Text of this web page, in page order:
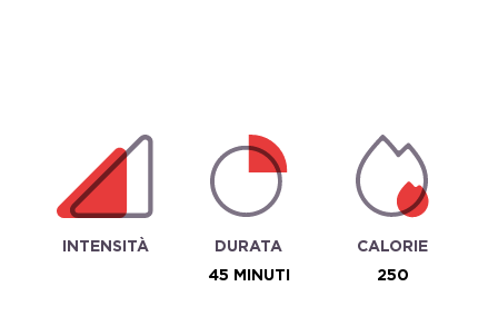
INTENSITÀ
DURATA
45 MINUTI
CALORIE
250